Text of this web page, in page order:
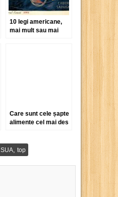
10 legi americane,
mai mult sau mai
Care sunt cele șapte
alimente cel mai des
SUA top